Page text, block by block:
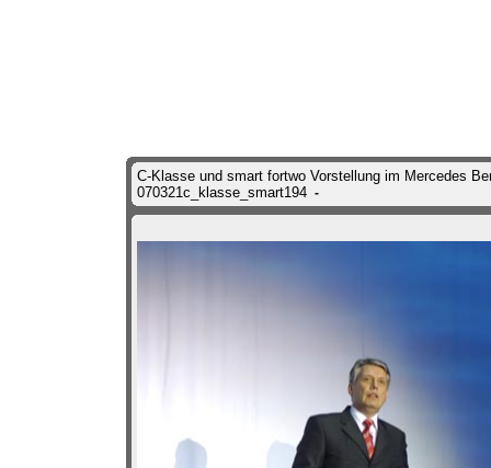
C-Klasse und smart fortwo Vorstellung im Mercedes
070321c_klasse_smart194 -